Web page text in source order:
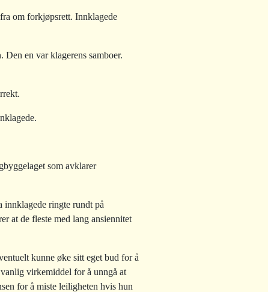
om forkjøpsrett. Innklagede
en var klagerens samboer.
som avklarer
innklagede ringte rundt på
at de fleste med lang ansiennitet
kunne øke sitt eget bud for å
vanlig virkemiddel for å unngå at
for å miste leiligheten hvis hun